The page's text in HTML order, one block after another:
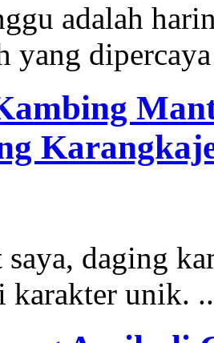
adalah
yang
daging
karakter unik.